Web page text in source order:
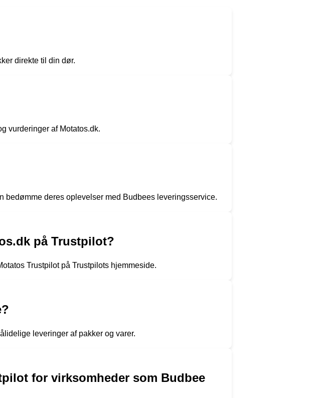
direkte til din dør.
vurderinger af Motatos.dk.
bedømme deres oplevelser med Budbees leveringsservice.
på Trustpilot?
Trustpilot på Trustpilots hjemmeside.
leveringer af pakker og varer.
for virksomheder som Budbee